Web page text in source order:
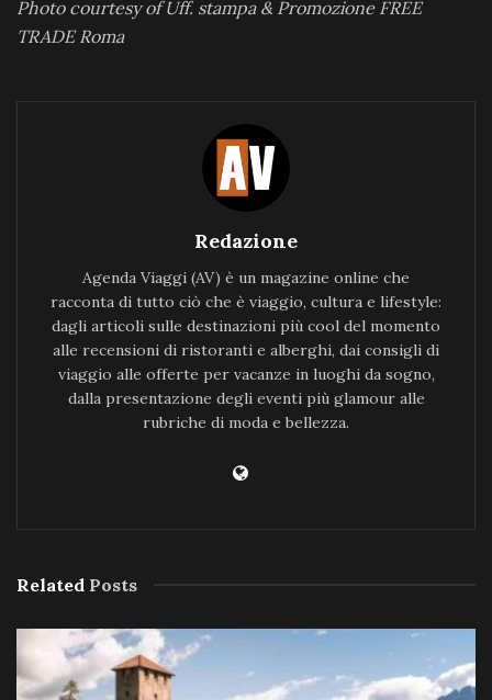
Photo courtesy of Uff. stampa & Promozione FREE
TRADE Roma
Redazione
Agenda Viaggi (AV) è un magazine online che
racconta di tutto ciò che è viaggio, cultura e lifestyle:
dagli articoli sulle destinazioni più cool del momento
alle recensioni di ristoranti e alberghi, dai consigli di
viaggio alle offerte per vacanze in luoghi da sogno,
dalla presentazione degli eventi più glamour alle
rubriche di moda e bellezza.
Related Posts